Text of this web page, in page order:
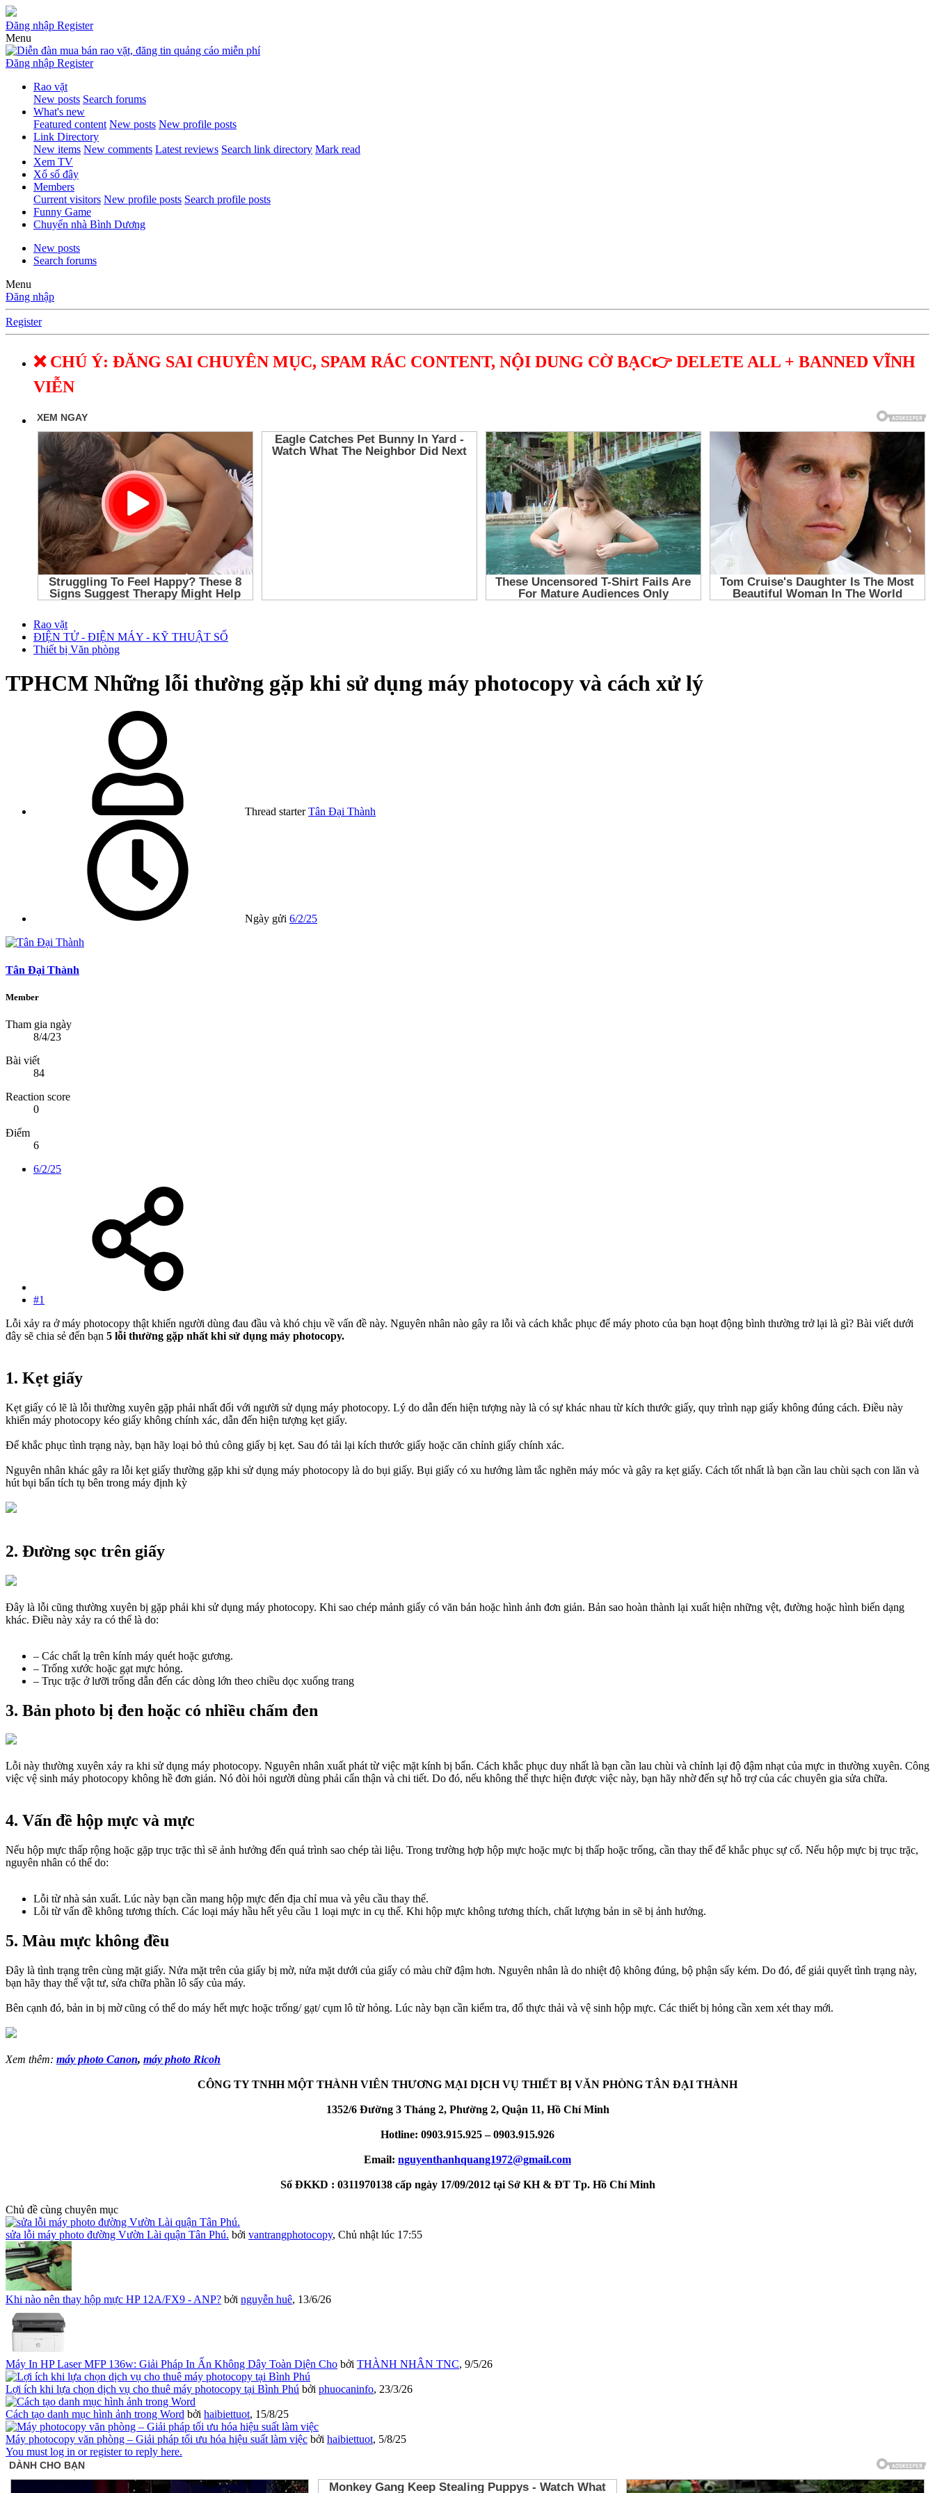
Đăng nhập Register
Menu
Đăng nhập Register
Rao vặt
New posts Search forums
What's new
Featured content New posts New profile posts
Link Directory
New items New comments Latest reviews Search link directory Mark read
Xem TV
Xổ số đây
Members
Current visitors New profile posts Search profile posts
Funny Game
Chuyển nhà Bình Dương
New posts
Search forums
Menu
Đăng nhập
Register
❌ CHÚ Ý: ĐĂNG SAI CHUYÊN MỤC, SPAM RÁC CONTENT, NỘI DUNG CỜ BẠC👉 DELETE ALL + BANNED VĨNH
VIỄN
Rao vặt
ĐIỆN TỬ - ĐIỆN MÁY - KỸ THUẬT SỐ
Thiết bị Văn phòng
TPHCM Những lỗi thường gặp khi sử dụng máy photocopy và cách xử lý
Thread starter Tân Đại Thành
Ngày gửi 6/2/25
Tân Đại Thành
Member
Tham gia ngày
8/4/23
Bài viết
84
Reaction score
0
Điểm
6
6/2/25
#1
Lỗi xảy ra ở máy photocopy thật khiến người dùng đau đầu và khó chịu về vấn đề này. Nguyên nhân nào gây ra lỗi và cách khắc phục để máy photo của bạn hoạt động bình thường trở lại là gì? Bài viết dưới
đây sẽ chia sẻ đến bạn 5 lỗi thường gặp nhất khi sử dụng máy photocopy.
1. Kẹt giấy
Kẹt giấy có lẽ là lỗi thường xuyên gặp phải nhất đối với người sử dụng máy photocopy. Lý do dẫn đến hiện tượng này là có sự khác nhau từ kích thước giấy, quy trình nạp giấy không đúng cách. Điều này
khiến máy photocopy kéo giấy không chính xác, dẫn đến hiện tượng kẹt giấy.
Để khắc phục tình trạng này, bạn hãy loại bỏ thủ công giấy bị kẹt. Sau đó tải lại kích thước giấy hoặc căn chỉnh giấy chính xác.
Nguyên nhân khác gây ra lỗi kẹt giấy thường gặp khi sử dụng máy photocopy là do bụi giấy. Bụi giấy có xu hướng làm tắc nghẽn máy móc và gây ra kẹt giấy. Cách tốt nhất là bạn cần lau chùi sạch con lăn và
hút bụi bẩn tích tụ bên trong máy định kỳ
2. Đường sọc trên giấy
Đây là lỗi cũng thường xuyên bị gặp phải khi sử dụng máy photocopy. Khi sao chép mảnh giấy có văn bản hoặc hình ảnh đơn giản. Bản sao hoàn thành lại xuất hiện những vệt, đường hoặc hình biến dạng
khác. Điều này xảy ra có thể là do:
– Các chất lạ trên kính máy quét hoặc gương.
– Trống xước hoặc gạt mực hỏng.
– Trục trặc ở lưỡi trống dẫn đến các dòng lớn theo chiều dọc xuống trang
3. Bản photo bị đen hoặc có nhiều chấm đen
Lỗi này thường xuyên xảy ra khi sử dụng máy photocopy. Nguyên nhân xuất phát từ việc mặt kính bị bẩn. Cách khắc phục duy nhất là bạn cần lau chùi và chỉnh lại độ đậm nhạt của mực in thường xuyên. Công
việc vệ sinh máy photocopy không hề đơn giản. Nó đòi hỏi người dùng phải cẩn thận và chi tiết. Do đó, nếu không thể thực hiện được việc này, bạn hãy nhờ đến sự hỗ trợ của các chuyên gia sửa chữa.
4. Vấn đề hộp mực và mực
Nếu hộp mực thấp rộng hoặc gặp trục trặc thì sẽ ảnh hưởng đến quá trình sao chép tài liệu. Trong trường hợp hộp mực hoặc mực bị thấp hoặc trống, cần thay thế để khắc phục sự cố. Nếu hộp mực bị trục trặc,
nguyên nhân có thể do:
Lỗi từ nhà sản xuất. Lúc này bạn cần mang hộp mực đến địa chỉ mua và yêu cầu thay thế.
Lỗi từ vấn đề không tương thích. Các loại máy hầu hết yêu cầu 1 loại mực in cụ thể. Khi hộp mực không tương thích, chất lượng bản in sẽ bị ảnh hưởng.
5. Màu mực không đều
Đây là tình trạng trên cùng mặt giấy. Nửa mặt trên của giấy bị mờ, nửa mặt dưới của giấy có màu chữ đậm hơn. Nguyên nhân là do nhiệt độ không đúng, bộ phận sấy kém. Do đó, để giải quyết tình trạng này,
bạn hãy thay thế vật tư, sửa chữa phần lô sấy của máy.
Bên cạnh đó, bản in bị mờ cũng có thể do máy hết mực hoặc trống/ gạt/ cụm lô từ hỏng. Lúc này bạn cần kiểm tra, đổ thực thải và vệ sinh hộp mực. Các thiết bị hỏng cần xem xét thay mới.
Xem thêm: máy photo Canon, máy photo Ricoh
CÔNG TY TNHH MỘT THÀNH VIÊN THƯƠNG MẠI DỊCH VỤ THIẾT BỊ VĂN PHÒNG TÂN ĐẠI THÀNH
1352/6 Đường 3 Tháng 2, Phường 2, Quận 11, Hồ Chí Minh
Hotline: 0903.915.925 – 0903.915.926
Email: nguyenthanhquang1972@gmail.com
Số ĐKKD : 0311970138 cấp ngày 17/09/2012 tại Sở KH & ĐT Tp. Hồ Chí Minh
Chủ đề cùng chuyên mục
sửa lỗi máy photo đường Vườn Lài quận Tân Phú. bởi vantrangphotocopy, Chủ nhật lúc 17:55
Khi nào nên thay hộp mực HP 12A/FX9 - ANP? bởi nguyễn huê, 13/6/26
Máy In HP Laser MFP 136w: Giải Pháp In Ấn Không Dây Toàn Diện Cho bởi THÀNH NHÂN TNC, 9/5/26
Lợi ích khi lựa chọn dịch vụ cho thuê máy photocopy tại Bình Phú bởi phuocaninfo, 23/3/26
Cách tạo danh mục hình ảnh trong Word bởi haibiettuot, 15/8/25
Máy photocopy văn phòng – Giải pháp tối ưu hóa hiệu suất làm việc bởi haibiettuot, 5/8/25
You must log in or register to reply here.